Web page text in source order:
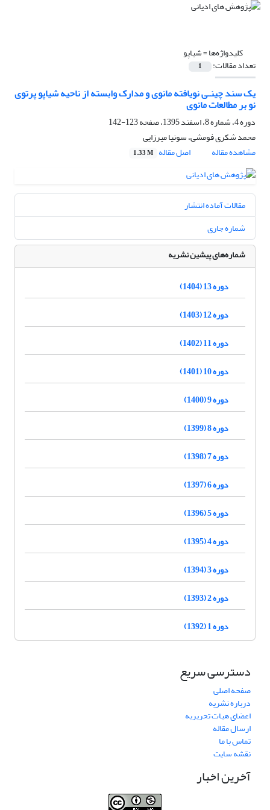
کلیدواژه‌ها =شیاپو
تعداد مقالات: 1
یک سند چینـی نویافته مانوی و مدارک وابسته از ناحیه شیاپو پرتوی
نو بر مطالعات مانوی
دوره 4، شماره 8، اسفند 1395، صفحه
123-142
محمد شکری فومشی، سونیا میرزایی
مشاهده مقاله
اصل مقاله 1.33 M
مقالات آماده انتشار
شماره جاری
شماره‌های پیشین نشریه
دوره 13 (1404)
دوره 12 (1403)
دوره 11 (1402)
دوره 10 (1401)
دوره 9 (1400)
دوره 8 (1399)
دوره 7 (1398)
دوره 6 (1397)
دوره 5 (1396)
دوره 4 (1395)
دوره 3 (1394)
دوره 2 (1393)
دوره 1 (1392)
دسترسی سریع
صفحه اصلی
درباره نشریه
اعضای هیات تحریریه
ارسال مقاله
تماس با ما
نقشه سایت
آخرین اخبار